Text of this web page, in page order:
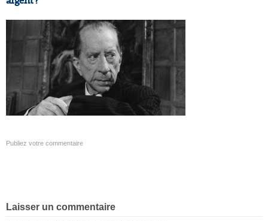
Publiez votre commentaire
Laisser un commentaire